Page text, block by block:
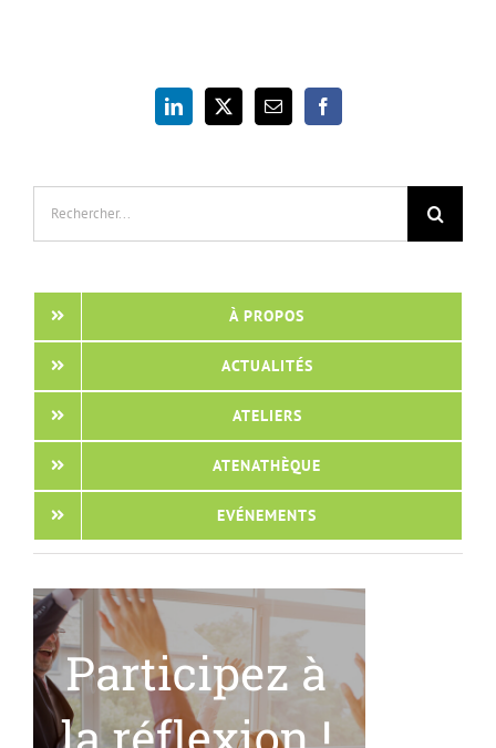
À PROPOS
ACTUALITÉS
ATELIERS
ATENATHÈQUE
EVÉNEMENTS